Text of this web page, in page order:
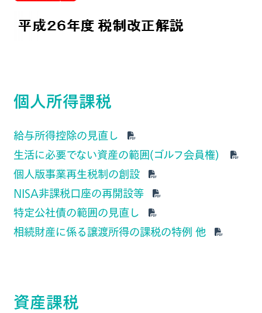
個人所得課税
給与所得控除の見直し
生活に必要でない資産の範囲(ゴルフ会員権)
個人版事業再生税制の創設
NISA非課税口座の再開設等
特定公社債の範囲の見直し
相続財産に係る譲渡所得の課税の特例 他
資産課税